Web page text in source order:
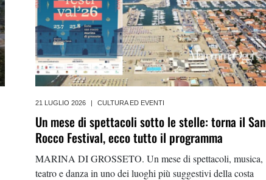
21 LUGLIO 2026 | CULTURA ED EVENTI
Un mese di spettacoli sotto le stelle: torna il San
Rocco Festival, ecco tutto il programma
MARINA DI GROSSETO. Un mese di spettacoli, musica,
teatro e danza in uno dei luoghi più suggestivi della costa